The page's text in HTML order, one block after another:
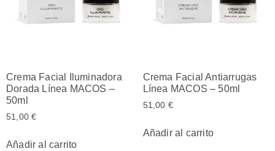
Crema Facial Iluminadora
Dorada Línea MACOS –
50ml
51,00€
Añadir al carrito
Crema Facial Antiarrugas
Línea MACOS – 50ml
51,00 €
Añadir al carrito